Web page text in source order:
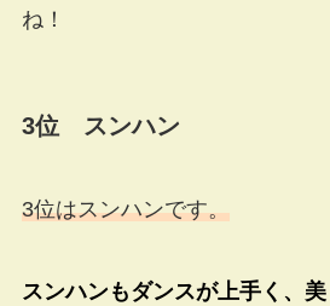
ね！
3位 スンハン
3位はスンハンです。
スンハンもダンスが上手く、